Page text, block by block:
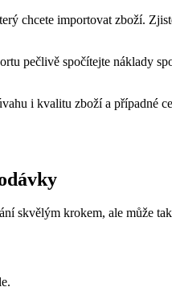
chcete importovat zboží.
pečlivě spočítejte náklady
i kvalitu zboží a případné
skvělým krokem, ale může